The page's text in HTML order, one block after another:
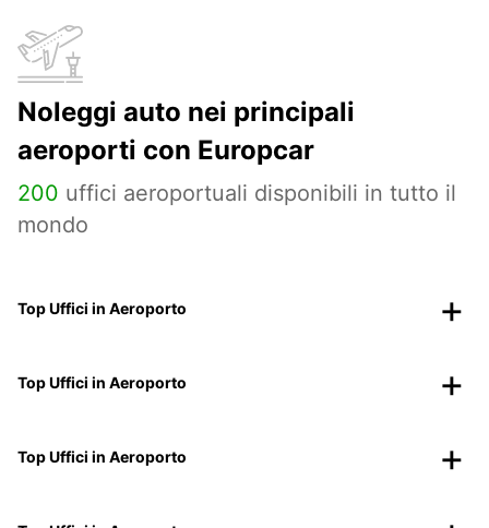
Noleggi auto nei principali
aeroporti con Europcar
200 uffici aeroportuali disponibili in tutto il
mondo
Top Uffici in Aeroporto
Top Uffici in Aeroporto
Top Uffici in Aeroporto